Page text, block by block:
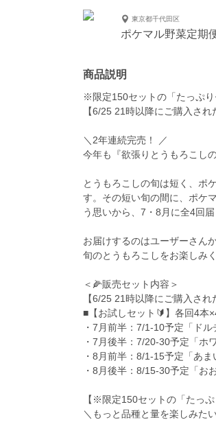
東京都千代田区
ポケマル野菜定期
商品説明
※限定150セットの「たっぷり
【6/25 21時以降にご購入さ
＼2年連続完売！ ／
今年も『欲張りとうもろこし
とうもろこしの旬は短く、ポ
す。その短い旬の間に、ポケ
う思いから、7・8月に全4回
お届けするのはユーザーさん
旬のとうもろこしをお楽しみく
＜🌽販売セット内容＞
【6/25 21時以降にご購入さ
■【お試しセット🔰】各回4本
・7月前半：7/1-10予定「ド
・7月後半：7/20-30予定「ホ
・8月前半：8/1-15予定「あま
・8月後半：8/15-30予定「お
【※限定150セットの「たっ
＼もっと品種と量を楽しみた